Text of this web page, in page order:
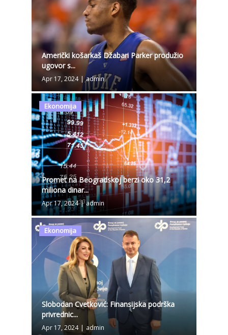
Američki košarkaš Džabari Parker produžio
ugovor s...
Apr 17, 2024 | admin
Ekonomija
Promet na Beogradskoj berzi oko 31,2
miliona dinar...
Apr 17, 2024 | admin
Ekonomija
Slobodan Cvetković: Finansijska podrška
privrednic...
Apr 17, 2024 | admin